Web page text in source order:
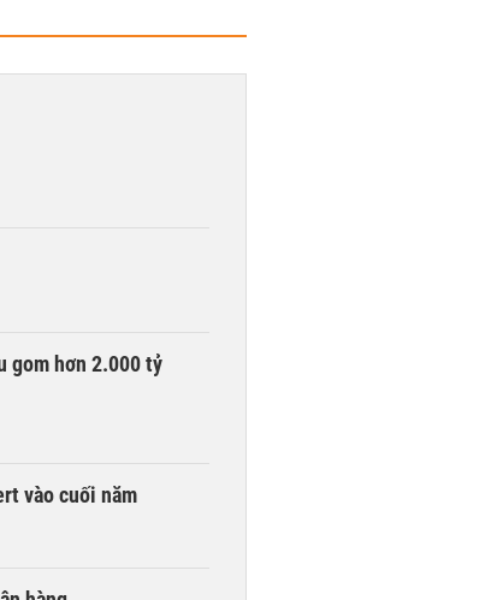
gom hơn 2.000 tỷ
vào cuối năm